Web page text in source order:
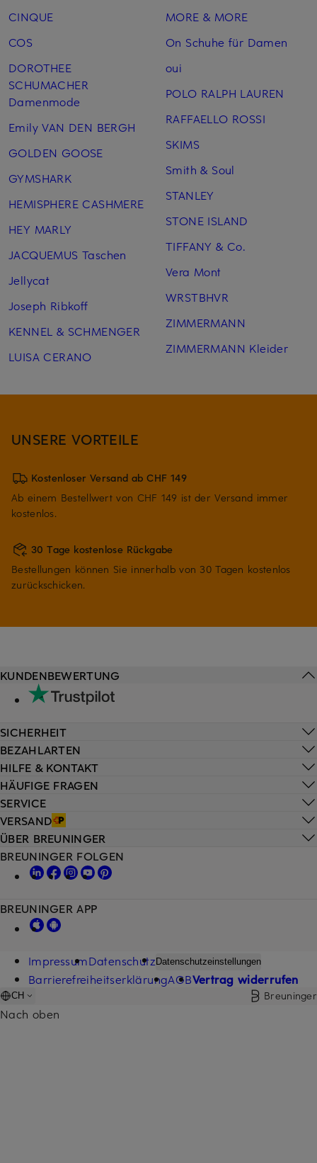
CINQUE
COS
DOROTHEE
SCHUMACHER
Damenmode
Emily VAN DEN BERGH
GOLDEN GOOSE
GYMSHARK
HEMISPHERE CASHMERE
HEY MARLY
JACQUEMUS Taschen
Jellycat
Joseph Ribkoff
KENNEL & SCHMENGER
LUISA CERANO
MORE & MORE
On Schuhe für Damen
oui
POLO RALPH LAUREN
RAFFAELLO ROSSI
SKIMS
Smith & Soul
STANLEY
STONE ISLAND
TIFFANY & Co.
Vera Mont
WRSTBHVR
ZIMMERMANN
ZIMMERMANN Kleider
UNSERE VORTEILE
Kostenloser Versand ab CHF 149
Ab einem Bestellwert von CHF 149 ist der Versand immer
kostenlos.
30 Tage kostenlose Rückgabe
Bestellungen können Sie innerhalb von 30 Tagen kostenlos
zurückschicken.
HILFE & KONTAKT
HÄUFIGE FRAGEN
SERVICE
VERSAND
KUNDENBEWERTUNG
SICHERHEIT
BEZAHLARTEN
ÜBER BREUNINGER
BREUNINGER FOLGEN
BREUNINGER APP
ImpressumDatenschutz Datenschutzeinstellungen
BarrierefreiheitserklärungAGBVertrag widerrufen
CH Breuninger
Nach oben